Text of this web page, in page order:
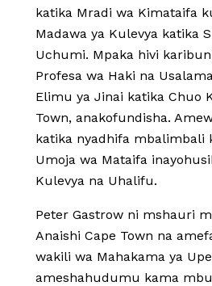
katika Mradi wa Kimataifa
Madawa ya Kulevya katika
Uchumi. Mpaka hivi
Profesa wa Haki na
Elimu ya Jinai katika Chuo
Town, anakofundisha.
katika nyadhifa mbalimbali
Umoja wa Mataifa
Kulevya na Uhalifu.
Peter Gastrow ni mshauri
Anaishi Cape Town na
wakili wa Mahakama ya
ameshahudumu kama